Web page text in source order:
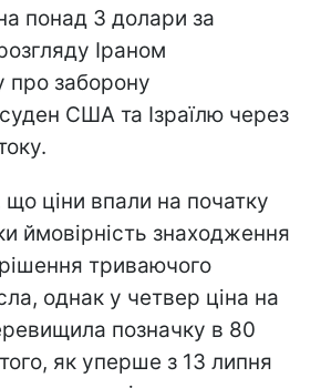
понад 3 долари за
Іраном
про заборону
США та Ізраїлю через
ціни впали на початку
ймовірність знаходження
триваючого
однак у четвер ціна на
позначку в 80
як уперше з 13 липня